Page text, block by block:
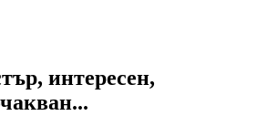
интересен,